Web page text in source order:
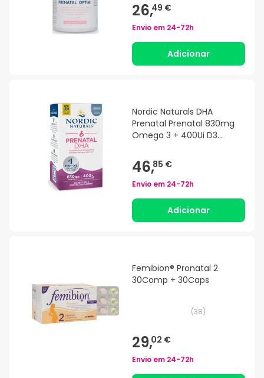
26,49 €
Envio em 24-72h
Adicionar
Nordic Naturals DHA
Prenatal Prenatal 830mg
Omega 3 + 400Ui D3
46,85 €
Envio em 24-72h
Adicionar
Femibion® Pronatal 2
30Comp + 30Caps
(38)
29,02 €
Envio em 24-72h